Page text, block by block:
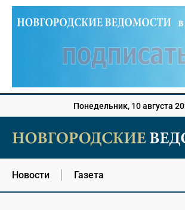
Понедельник, 10 августа
Новости Газета